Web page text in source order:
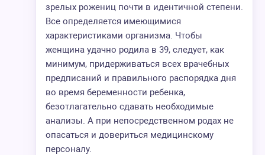
зрелых рожениц почти в идентичной степени.
Все определяется имеющимися
характеристиками организма. Чтобы
женщина удачно родила в 39, следует, как
минимум, придерживаться всех врачебных
предписаний и правильного распорядка дня
во время беременности ребенка,
безотлагательно сдавать необходимые
анализы. А при непосредственном родах не
опасаться и довериться медицинскому
персоналу.